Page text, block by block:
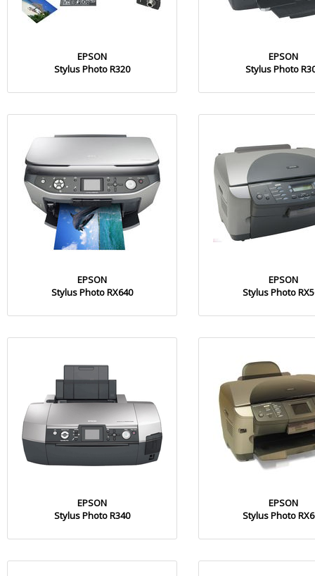
EPSON
Stylus Photo R320
EPSON
Stylus Photo
EPSON
Stylus Photo RX640
EPSON
Stylus Photo
EPSON
Stylus Photo R340
EPSON
Stylus Photo